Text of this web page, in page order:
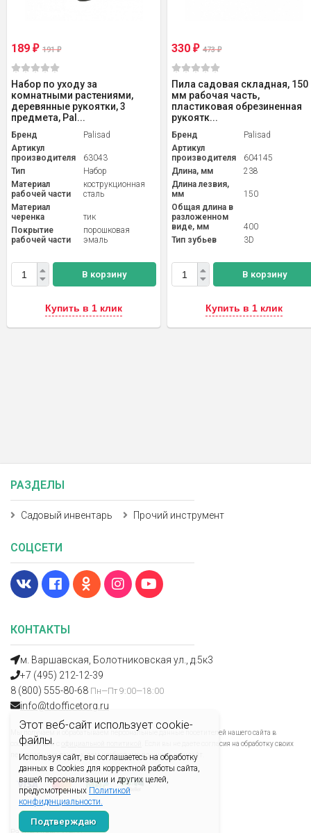
Этот веб-сайт использует cookie-
файлы.
Используя сайт, вы соглашаетесь на обработку
данных в Cookies для корректной работы сайта,
вашей персонализации и других целей,
предусмотренных Политикой
конфиденциальности.
Подтверждаю
189 ₽ 191₽
Набор по уходу за
комнатными растениями,
деревянные рукоятки, 3
предмета, Pal...
Бренд
Palisad
Артикул
производителя
63043
Тип
Набор
Материал
рабочей части
кострукционная
сталь
Материал
черенка
тик
Покрытие
рабочей части
порошковая
эмаль
В корзину
Купить в 1 клик
330 ₽ 473₽
Пила садовая складная, 150
мм рабочая часть,
пластиковая обрезиненная
рукоятк...
Бренд
Palisad
Артикул
производителя
604145
Длина, мм
238
Длина лезвия,
мм
150
Общая длина в
разложенном
виде, мм
400
Тип зубьев
3D
В корзину
Купить в 1 клик
КОНТАКТЫ
м. Варшавская, Болотниковская ул., д.5к3
+7 (495) 212-12-39
8 (800) 555-80-68 Пн—Пт 9:00—18:00
info@tdofficetorg.ru
Мы получаем и обрабатываем персональные данные посетителей нашего сайта в
соответствии с
. Если вы не даете согласия на обработку своих
персональных данных, вам необходимо покинуть наш сайт.
РАЗДЕЛЫ
Садовый инвентарь Прочий инструмент
СОЦСЕТИ